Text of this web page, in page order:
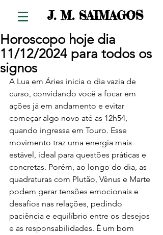
J. M. SAIMAGOS
Horoscopo hoje dia
11/12/2024 para todos os
signos
A Lua em Áries inicia o dia vazia de
curso, convidando você a focar em
ações já em andamento e evitar
começar algo novo até as 12h54,
quando ingressa em Touro. Esse
movimento traz uma energia mais
estável, ideal para questões práticas e
concretas. Porém, ao longo do dia, as
quadraturas com Plutão, Vênus e Marte
podem gerar tensões emocionais e
desafios nas relações, pedindo
paciência e equilíbrio entre os desejos
e as responsabilidades. É um bom